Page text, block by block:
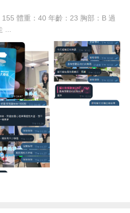
體重：40 年齡：23 胸部：B 過
...